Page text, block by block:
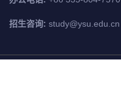
招生咨询: study@ysu.edu.cn